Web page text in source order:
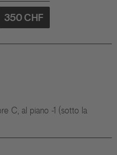
350 CHF
C, al piano -1 (sotto la